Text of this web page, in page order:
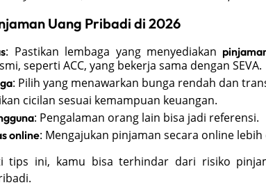
Uang Pribadi di 2026
: Pastikan lembaga yang menyediakan
seperti ACC, yang bekerja sama dengan SEVA.
: Pilih yang menawarkan bunga rendah dan
cicilan sesuai kemampuan keuangan.
: Pengalaman orang lain bisa jadi referensi.
online: Mengajukan pinjaman secara online
tips ini, kamu bisa terhindar dari risiko